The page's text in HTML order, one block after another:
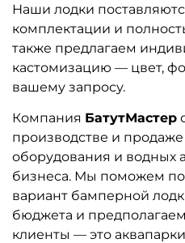
Наши лодки
комплектации и
также предлагаем
кастомизацию — цвет,
вашему запросу.
Компания БатутМастер
производстве и продаже
оборудования и водных
бизнеса. Мы поможем
вариант бамперной
бюджета и
клиенты — это